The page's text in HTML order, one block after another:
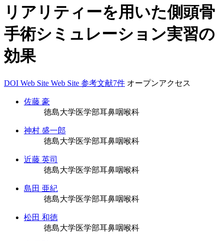
リアリティーを用いた側頭骨
手術シミュレーション実習の
効果
DOI Web Site Web Site 参考文献7件 オープンアクセス
佐藤 豪
徳島大学医学部耳鼻咽喉科
神村 盛一郎
徳島大学医学部耳鼻咽喉科
近藤 英司
徳島大学医学部耳鼻咽喉科
島田 亜紀
徳島大学医学部耳鼻咽喉科
松田 和徳
徳島大学医学部耳鼻咽喉科